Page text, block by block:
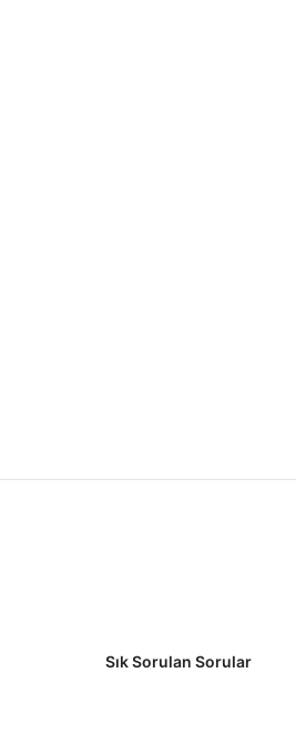
Sık Sorulan Sorular